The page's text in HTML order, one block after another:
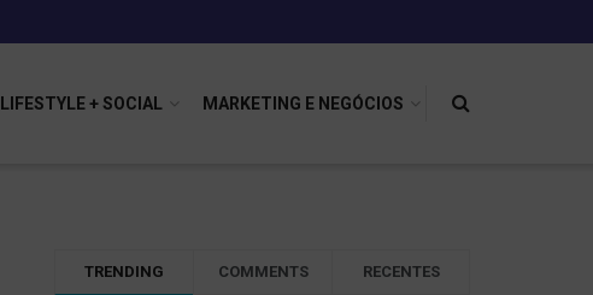
LIFESTYLE + SOCIAL MARKETING E NEGÓCIOS
TRENDING COMMENTS RECENTES